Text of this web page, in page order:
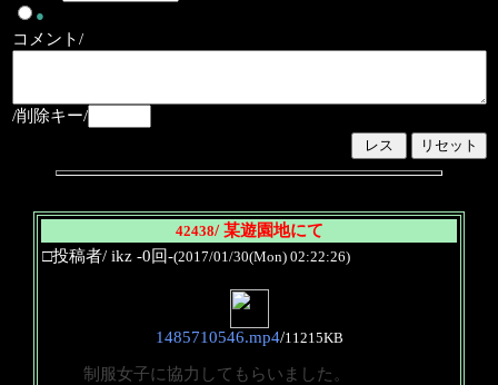
●
コメント/
/削除キー/
42438/ 某遊園地にて
□投稿者/ ikz -0回-(2017/01/30(Mon) 02:22:26)
1485710546.mp4/11215KB
制服女子に協力してもらいました。